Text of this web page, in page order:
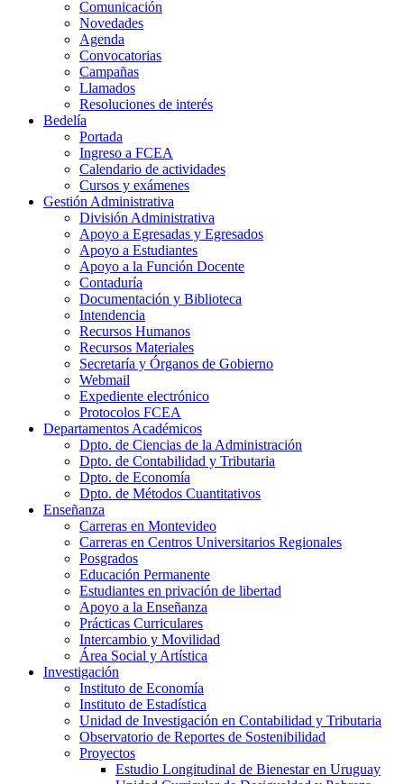
Comunicación
Novedades
Agenda
Convocatorias
Campañas
Llamados
Resoluciones de interés
Bedelía
Portada
Ingreso a FCEA
Calendario de actividades
Cursos y exámenes
Gestión Administrativa
División Administrativa
Apoyo a Egresadas y Egresados
Apoyo a Estudiantes
Apoyo a la Función Docente
Contaduría
Documentación y Biblioteca
Intendencia
Recursos Humanos
Recursos Materiales
Secretaría y Órganos de Gobierno
Webmail
Expediente electrónico
Protocolos FCEA
Departamentos Académicos
Dpto. de Ciencias de la Administración
Dpto. de Contabilidad y Tributaria
Dpto. de Economía
Dpto. de Métodos Cuantitativos
Enseñanza
Carreras en Montevideo
Carreras en Centros Universitarios Regionales
Posgrados
Educación Permanente
Estudiantes en privación de libertad
Apoyo a la Enseñanza
Prácticas Curriculares
Intercambio y Movilidad
Área Social y Artística
Investigación
Instituto de Economía
Instituto de Estadística
Unidad de Investigación en Contabilidad y Tributaria
Observatorio de Reportes de Sostenibilidad
Proyectos
Estudio Longitudinal de Bienestar en Uruguay